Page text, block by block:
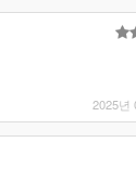
2025년